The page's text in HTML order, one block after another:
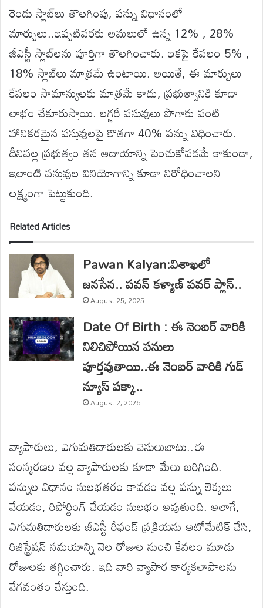
రెండు స్లాబ్‌లు తొలగింపు, పన్ను విధానంలో
మార్పులు..ఇప్పటివరకు అమలులో ఉన్న 12% , 28%
జీఎస్టీ స్లాబ్‌లను పూర్తిగా తొలగించారు. ఇకపై కేవలం 5% ,
18% స్లాబ్‌లు మాత్రమే ఉంటాయి. అయితే, ఈ మార్పులు
కేవలం సామాన్యులకు మాత్రమే కాదు, ప్రభుత్వానికి కూడా
లాభం చేకూరుస్తాయి. లగ్జరీ వస్తువులు పొగాకు వంటి
హానికరమైన వస్తువులపై కొత్తగా 40% పన్ను విధించారు.
దీనివల్ల ప్రభుత్వం తన ఆదాయాన్ని పెంచుకోవడమే కాకుండా,
ఇలాంటి వస్తువుల వినియోగాన్ని కూడా నిరోధించాలని
లక్ష్యంగా పెట్టుకుంది.
Related Articles
Pawan Kalyan:విశాఖలో
జనసేన.. పవన్ కళ్యాణ్ పవర్ ప్లాన్..
August 25, 2025
Date Of Birth : ఈ నెంబర్‌ వారికి
నిలిచిపోయిన పనులు
పూర్తవుతాయి..ఈ నెంబర్ వారికి గుడ్
న్యూస్ పక్కా..
August 2, 2026
వ్యాపారులు, ఎగుమతిదారులకు వెసులుబాటు..ఈ
సంస్కరణల వల్ల వ్యాపారులకు కూడా మేలు జరిగింది.
పన్నుల విధానం సులభతరం కావడం వల్ల పన్ను లెక్కలు
వేయడం, రిపోర్టింగ్ చేయడం సులభం అవుతుంది. అలాగే,
ఎగుమతిదారులకు జీఎస్టీ రీఫండ్ ప్రక్రియను ఆటోమేటిక్ చేసి,
రిజిస్ట్రేషన్ సమయాన్ని నెల రోజుల నుంచి కేవలం మూడు
రోజులకు తగ్గించారు. ఇది వారి వ్యాపార కార్యకలాపాలను
వేగవంతం చేస్తుంది.